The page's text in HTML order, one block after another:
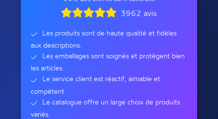
3962 avis
Les produits sont de haute qualité et fidèles
aux descriptions.
Les emballages sont soignés et protègent bien
les articles.
Le service client est réactif, aimable et
compétent.
Le catalogue offre un large choix de produits
variés.